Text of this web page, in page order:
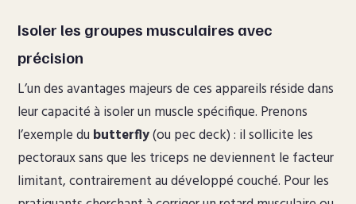
Isoler les groupes musculaires avec
précision
L’un des avantages majeurs de ces appareils réside dans
leur capacité à isoler un muscle spécifique. Prenons
l’exemple du butterfly(ou pec deck) : il sollicite les
pectoraux sans que les triceps ne deviennent le facteur
limitant, contrairement au développé couché. Pour les